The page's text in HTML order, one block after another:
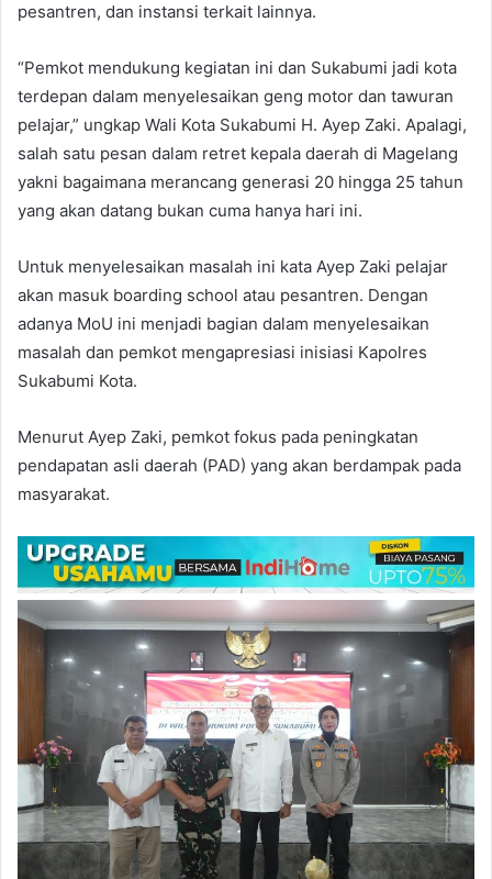
pesantren, dan instansi terkait lainnya.
“Pemkot mendukung kegiatan ini dan Sukabumi jadi kota
terdepan dalam menyelesaikan geng motor dan tawuran
pelajar,” ungkap Wali Kota Sukabumi H. Ayep Zaki. Apalagi,
salah satu pesan dalam retret kepala daerah di Magelang
yakni bagaimana merancang generasi 20 hingga 25 tahun
yang akan datang bukan cuma hanya hari ini.
Untuk menyelesaikan masalah ini kata Ayep Zaki pelajar
akan masuk boarding school atau pesantren. Dengan
adanya MoU ini menjadi bagian dalam menyelesaikan
masalah dan pemkot mengapresiasi inisiasi Kapolres
Sukabumi Kota.
Menurut Ayep Zaki, pemkot fokus pada peningkatan
pendapatan asli daerah (PAD) yang akan berdampak pada
masyarakat.